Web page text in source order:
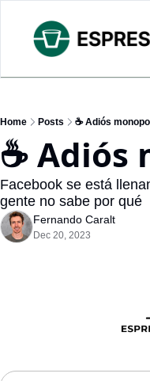
Home Posts ☕️ Adiós
☕️ Adiós
Facebook se está
gente no sabe por qué
Fernando Caralt
Dec 20, 2023